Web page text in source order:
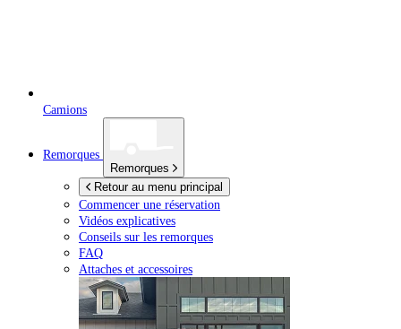
Camions
Remorques
Remorques
Retour au menu principal
Commencer une réservation
Vidéos explicatives
Conseils sur les remorques
FAQ
Attaches et accessoires